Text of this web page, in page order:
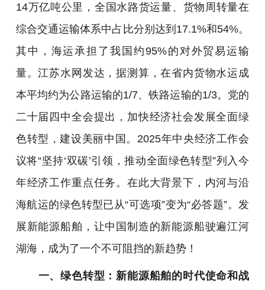
14万亿吨公里，全国水路货运量、货物周转量在
综合交通运输体系中占比分别达到17.1%和54%。
其中，海运承担了我国约95%的对外贸易运输
量。江苏水网发达，据测算，在省内货物水运成
本平均约为公路运输的1/7、铁路运输的1/3。党的
二十届四中全会提出，加快经济社会发展全面绿
色转型，建设美丽中国。2025年中央经济工作会
议将“坚持‘双碳’引领，推动全面绿色转型”列入今
年经济工作重点任务。在此大背景下，内河与沿
海航运的绿色转型已从“可选项”变为“必答题”。发
展新能源船舶，让中国制造的新能源船驶遍江河
湖海，成为了一个不可阻挡的新趋势！
一、绿色转型：新能源船舶的时代使命和战